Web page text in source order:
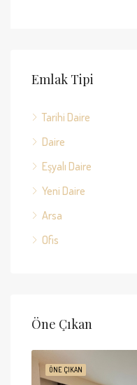
Emlak Tipi
Tarihi Daire
Daire
Eşyalı Daire
Yeni Daire
Arsa
Ofis
Öne Çıkan
ÖNE ÇIKAN